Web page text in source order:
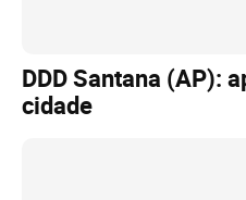
DDD Santana (AP):
cidade